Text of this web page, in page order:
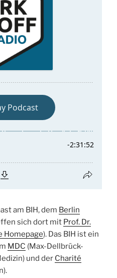
am BIH, dem Berlin
sich dort mit Prof. Dr.
Homepage). Das BIH ist ein
MDC (Max-Dellbrück-
und der Charité